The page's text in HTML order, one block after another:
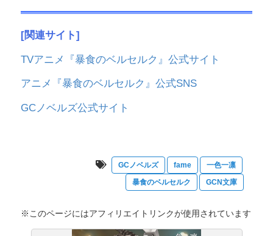
[関連サイト]
TVアニメ『暴食のベルセルク』公式サイト
アニメ『暴食のベルセルク』公式SNS
GCノベルズ公式サイト
GCノベルズ fame
一色一凛
暴食のベルセルク
GCN文庫
※このページにはアフィリエイトリンクが使用されています